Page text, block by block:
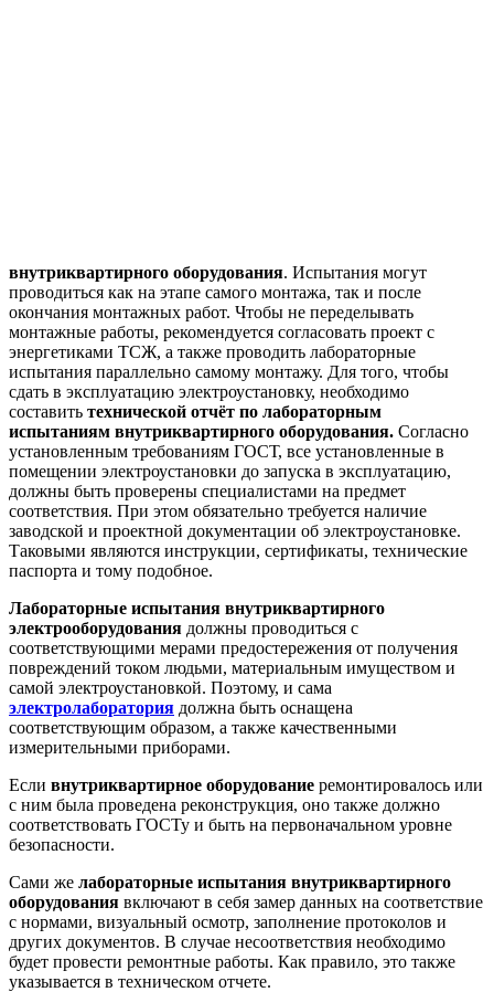
внутриквартирного оборудования. Испытания могут
проводиться как на этапе самого монтажа, так и после
окончания монтажных работ. Чтобы не переделывать
монтажные работы, рекомендуется согласовать проект с
энергетиками ТСЖ, а также проводить лабораторные
испытания параллельно самому монтажу. Для того, чтобы
сдать в эксплуатацию электроустановку, необходимо
составить технической отчёт по лабораторным
испытаниям внутриквартирного оборудования. Согласно
установленным требованиям ГОСТ, все установленные в
помещении электроустановки до запуска в эксплуатацию,
должны быть проверены специалистами на предмет
соответствия. При этом обязательно требуется наличие
заводской и проектной документации об электроустановке.
Таковыми являются инструкции, сертификаты, технические
паспорта и тому подобное.
Лабораторные испытания внутриквартирного
электрооборудования должны проводиться с
соответствующими мерами предостережения от получения
повреждений током людьми, материальным имуществом и
самой электроустановкой. Поэтому, и сама
электролаборатория должна быть оснащена
соответствующим образом, а также качественными
измерительными приборами.
Если внутриквартирное оборудование ремонтировалось или
с ним была проведена реконструкция, оно также должно
соответствовать ГОСТу и быть на первоначальном уровне
безопасности.
Сами же лабораторные испытания внутриквартирного
оборудования включают в себя замер данных на соответствие
с нормами, визуальный осмотр, заполнение протоколов и
других документов. В случае несоответствия необходимо
будет провести ремонтные работы. Как правило, это также
указывается в техническом отчете.